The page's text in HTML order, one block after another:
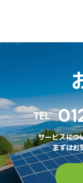
TEL
サービスにつ
まずはお